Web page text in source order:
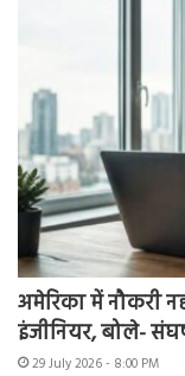
अमेरिका में नौकरी
इंजीनियर, बोले-
29 July 2026 - 8:00 PM